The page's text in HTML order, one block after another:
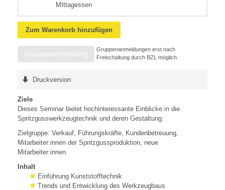
MIttagessen
Zum Warenkorb hinzufügen
Gruppenanmeldung
Gruppenanmeldungen erst nach
Freischaltung durch BZL möglich.
Druckversion
Ziele
Dieses Seminar bietet hochinteressante Einblicke in die
Spritzgusswerkzeugtechnik und deren Gestaltung.
Zielgruppe: Verkauf, Führungskräfte, Kundenbetreuung,
Mitarbeiter:innen der Spritzgussproduktion, neue
Mitarbeiter:innen
Inhalt
Einführung Kunststofftechnik
Trends und Entwicklung des Werkzeugbaus